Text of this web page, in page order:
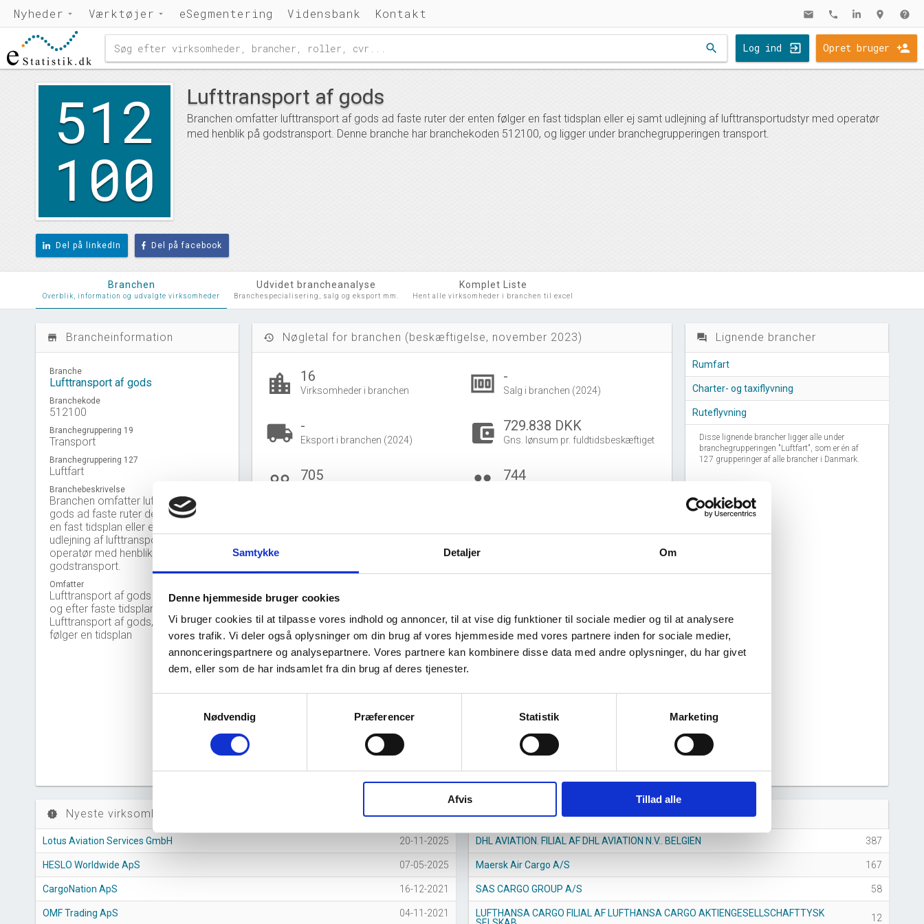
Samtykke Detaljer Om
Denne hjemmeside bruger cookies
Vi bruger cookies til at tilpasse vores indhold og annoncer, til at vise dig funktioner til sociale medier og til at analysere
vores trafik. Vi deler også oplysninger om din brug af vores hjemmeside med vores partnere inden for sociale medier,
annonceringspartnere og analysepartnere. Vores partnere kan kombinere disse data med andre oplysninger, du har givet
dem, eller som de har indsamlet fra din brug af deres tjenester.
Nødvendig
Præferencer Statistik Marketing
Afvis Tillad alle
Nyheder Værktøjer eSegmentering Vidensbank Kontakt mail phone location_on help
search Log ind Opret bruger
512
100
Lufttransport af gods
Branchen omfatter lufttransport af gods ad faste ruter der enten følger en fast tidsplan eller ej samt udlejning af lufttransportudstyr med operatør
med henblik på godstransport. Denne branche har branchekoden 512100, og ligger under branchegrupperingen transport.
Del på linkedIn Del på facebook
Branchen
Overblik, information og udvalgte virksomheder
Udvidet brancheanalyse
Branchespecialisering, salg og eksport mm.
Komplet Liste
Hent alle virksomheder i branchen til excel
store_mall_directory Brancheinformation
Branche
Lufttransport af gods
Branchekode
512100
Branchegruppering 19
Transport
Branchegruppering 127
Luftfart
Branchebeskrivelse
Branchen omfatter lufttransport af
gods ad faste ruter der enten følger
en fast tidsplan eller ej samt
udlejning af lufttransportudstyr med
operatør med henblik på
godstransport.
Omfatter
Lufttransport af gods ad faste ruter
og efter faste tidsplaner ,
Lufttransport af gods, der ikke
følger en tidsplan
history Nøgletal for branchen (beskæftigelse, november 2023)
location_city 16
Virksomheder i branchen money -
Salg i branchen (2024)
local_shipping -
Eksport i branchen (2024) account_balance_wallet 729.838 DKK
Gns. lønsum pr. fuldtidsbeskæftiget
people_outline 705 group 744
Nye og ophørte virksomheder pr. år
7,5
10,0
question_answer Lignende brancher
Rumfart
Charter- og taxiflyvning
Ruteflyvning
Disse lignende brancher ligger alle under
branchegrupperingen "Luftfart", som er én af
127 grupperinger af alle brancher i Danmark.
new_releases Nyeste virksomheder (stiftelse)
Lotus Aviation Services GmbH 20-11-2025
HESLO Worldwide ApS 07-05-2025
CargoNation ApS 16-12-2021
OMF Trading ApS 04-11-2021
stars Største virksomheder (antal ansatte)
DHL AVIATION. FILIAL AF DHL AVIATION N.V.. BELGIEN 387
Maersk Air Cargo A/S 167
SAS CARGO GROUP A/S 58
LUFTHANSA CARGO FILIAL AF LUFTHANSA CARGO AKTIENGESELLSCHAFTTYSK
12